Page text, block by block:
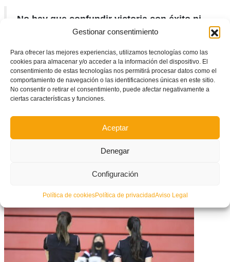
Gestionar consentimiento
Para ofrecer las mejores experiencias, utilizamos tecnologías como las
cookies para almacenar y/o acceder a la información del dispositivo. El
consentimiento de estas tecnologías nos permitirá procesar datos como el
comportamiento de navegación o las identificaciones únicas en este sitio.
No consentir o retirar el consentimiento, puede afectar negativamente a
ciertas características y funciones.
Aceptar
Denegar
Configuración
Política de cookiesPolítica de privacidadAviso Legal
No hay que confundir victoria con éxito ni
derrota con fracaso. Me gusta más hablar de
logros alcanzados y alegrías o tristezas y
frustraciones.
Autor:Jesús Candelas
Facebook
TwitterCompartir
What you can read next